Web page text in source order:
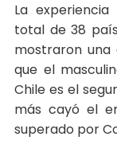
La
total de 38
mostraron
que el
Chile es el
más cayó el
superado por